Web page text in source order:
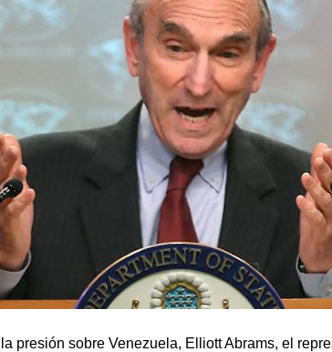
presión sobre Venezuela, Elliott Abrams, el